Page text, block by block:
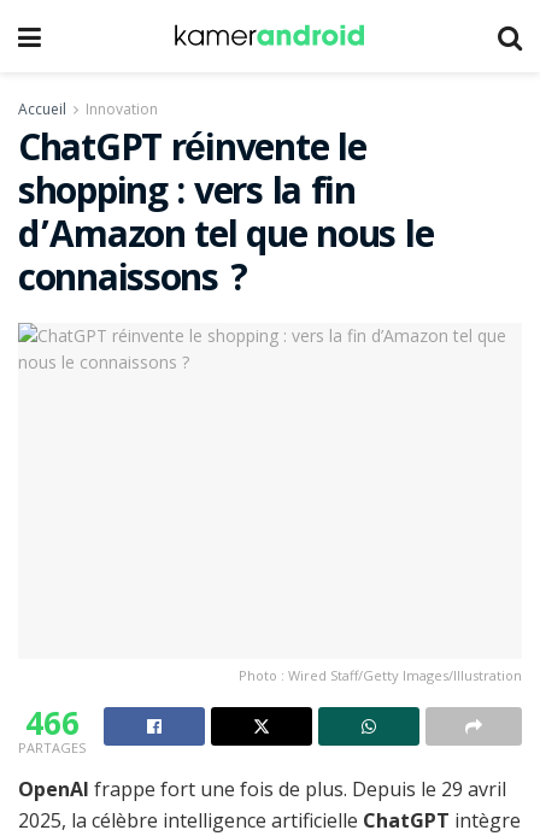
Accueil Innovation
ChatGPT réinvente le
shopping : vers la fin
d’Amazon tel que nous le
connaissons ?
Photo : Wired Staff/Getty Images/Illustration
466
PARTAGES
OpenAI frappe fort une fois de plus. Depuis le 29 avril
2025, la célèbre intelligence artificielle ChatGPT intègre